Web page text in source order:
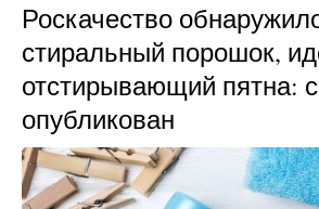
Роскачество
стиральный порошок,
отстирывающий пятна:
опубликован